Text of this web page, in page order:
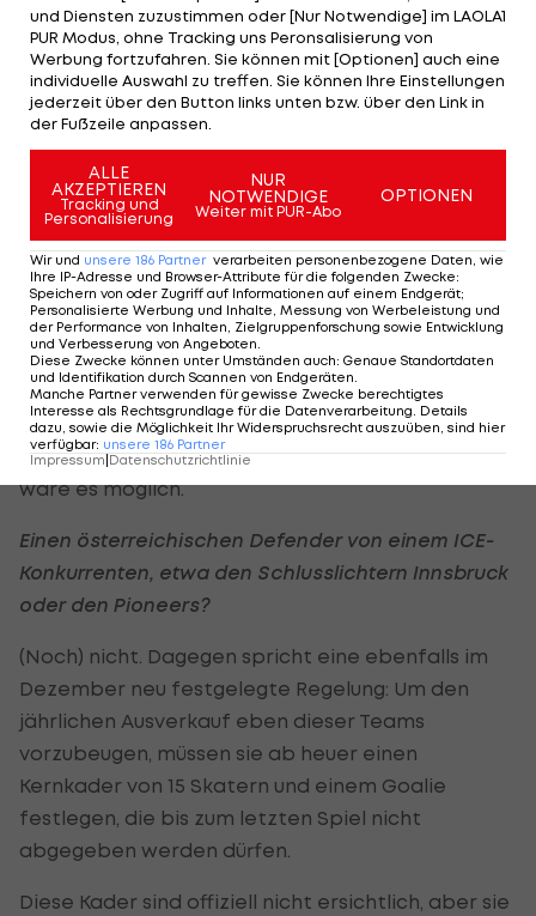
Ja. Sie haben zwar schon elf unter Vertrag, aber
regeltechnisch spricht nichts dagegen.
Einen neuen Legionär aus der Liga holen?
Deadline 30. Dezember. Dabei gilt immer das Land
des aufnehmenden Teams als entscheidend. So
könnte etwa der Slowene Anze Kuralt von
Fehervar noch nach Ljubljana wechseln, zu jedem
anderen Team jedoch nicht.
Einen österreichischen Verteidiger aus dem
Ausland holen?
Fallen mir zwar nicht viele ein, aber theoretisch
wäre es möglich.
Einen österreichischen Defender von einem ICE-
Konkurrenten, etwa den Schlusslichtern Innsbruck
oder den Pioneers?
(Noch) nicht. Dagegen spricht eine ebenfalls im
Dezember neu festgelegte Regelung: Um den
jährlichen Ausverkauf eben dieser Teams
vorzubeugen, müssen sie ab heuer einen
Kernkader von 15 Skatern und einem Goalie
festlegen, die bis zum letzten Spiel nicht
abgegeben werden dürfen.
Diese Kader sind offiziell nicht ersichtlich, aber sie
und Diensten zuzustimmen oder [Nur Notwendige] im LAOLA1
PUR Modus, ohne Tracking uns Peronsalisierung von
Werbung fortzufahren. Sie können mit [Optionen] auch eine
individuelle Auswahl zu treffen. Sie können Ihre Einstellungen
jederzeit über den Button links unten bzw. über den Link in
der Fußzeile anpassen.
ALLE
AKZEPTIEREN
Tracking und
Personalisierung
NUR
NOTWENDIGE
Weiter mit PUR-Abo
OPTIONEN
Wir und unsere 186 Partner verarbeiten personenbezogene Daten, wie
Ihre IP-Adresse und Browser-Attribute für die folgenden Zwecke:
Speichern von oder Zugriff auf Informationen auf einem Endgerät;
Personalisierte Werbung und Inhalte, Messung von Werbeleistung und
der Performance von Inhalten, Zielgruppenforschung sowie Entwicklung
und Verbesserung von Angeboten.
Diese Zwecke können unter Umständen auch: Genaue Standortdaten
und Identifikation durch Scannen von Endgeräten.
Manche Partner verwenden für gewisse Zwecke berechtigtes
Interesse als Rechtsgrundlage für die Datenverarbeitung. Details
dazu, sowie die Möglichkeit Ihr Widerspruchsrecht auszuüben, sind hier
verfügbar: unsere 186 Partner
Impressum Datenschutzrichtlinie